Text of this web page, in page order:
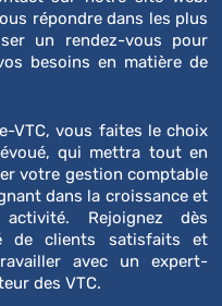
répondre dans les plus
un rendez-vous pour
besoins en matière de
VTC, vous faites le choix
qui mettra tout en
votre gestion comptable
dans la croissance et
Rejoignez dès
de clients satisfaits et
avec un expert-
des VTC.